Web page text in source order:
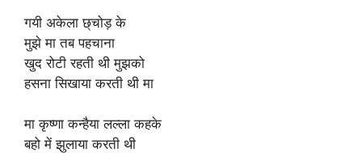
गयी अकेला छ्चोड़ के
मुझे मा तब पहचाना
खुद रोटी रहती थी मुझको
हसना सिखाया करती थी मा
मा कृष्णा कन्हैया लल्ला कहके
बहो में झुलाया करती थी